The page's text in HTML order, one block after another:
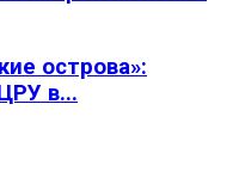
острова»:
в...